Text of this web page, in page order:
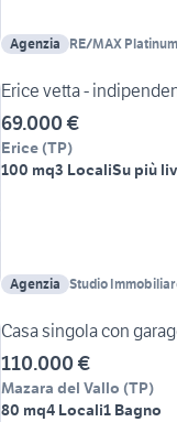
Agenzia RE/MAX Platinum
Erice vetta -
69.000 €
Erice (TP)
100 mq3 LocaliSu più
Agenzia Studio
Casa singola con
110.000 €
Mazara del Vallo (TP)
80 mq4 Locali1 Bagno